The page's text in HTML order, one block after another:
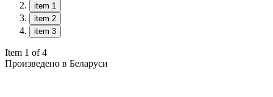
item 1
item 2
item 3
Item 1 of 4
Произведено в Беларуси